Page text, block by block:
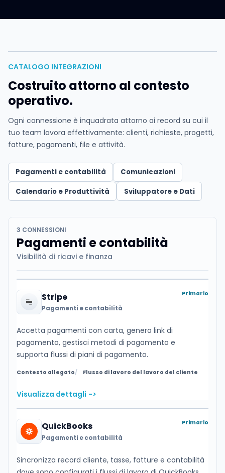
CATALOGO INTEGRAZIONI
Costruito attorno al contesto
operativo.
Ogni connessione è inquadrata attorno ai record su cui il
tuo team lavora effettivamente: clienti, richieste, progetti,
fatture, pagamenti, file e attività.
Pagamenti e contabilità Comunicazioni
Calendario e Produttività Sviluppatore e Dati
3 CONNESSIONI
Pagamenti e contabilità
Visibilità di ricavi e finanza
Stripe
Pagamenti e contabilità
Primario
Accetta pagamenti con carta, genera link di
pagamento, gestisci metodi di pagamento e
supporta flussi di piani di pagamento.
Contesto allegato Flusso di lavoro del lavoro del cliente
Visualizza dettagli ->
QuickBooks
Pagamenti e contabilità
Primario
Sincronizza record cliente, tasse, fatture e contabilità